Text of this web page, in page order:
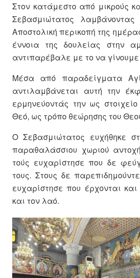
Στον κατάμεστο από μικρούς
Σεβασμιώτατος
Αποστολική περικοπή της
έννοια της δουλείας στην
αντιπαρέβαλε με το να γίνουμε
Μέσα από παραδείγματα
αντιλαμβάνεται αυτή την
ερμηνεύοντάς την ως
Θεό, ως τρόπο θεώρησης του
Ο Σεβασμιώτατος ευχήθηκε
παραθαλάσσιου χωριού
τούς ευχαρίστησε που δε
τους. Στους δε
ευχαρίστησε που έρχονται
και τον λαό.